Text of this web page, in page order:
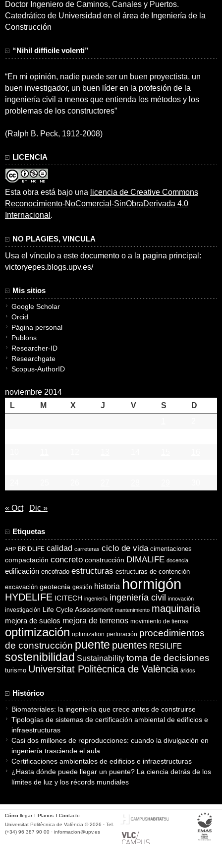
Doctor Ingeniero de Caminos, Canales y Puertos.
Catedrático de Universidad en el área de Ingeniería de la
Construcción
“Nihil difficile volenti”
“En mi opinión, nadie puede ser un buen proyectista, un
buen investigador, un buen líder en la profesión de la
ingeniería civil a menos que entienda los métodos y los
problemas de los constructores”
(Ralph B. Peck, 1912-2008)
LICENCIA
Esta obra está bajo una licencia de Creative Commons
Reconocimiento-NoComercial-SinObraDerivada 4.0
Internacional .
NO PLAGIES, VINCULA
Usa el vínculo a este documento o a la pagina principal:
victoryepes.blogs.upv.es/
Mis sitios
Google Scholar
Orcid
Página personal
Publons
Researcher-ID
Researchgate
Scopus-AuthorID
noviembre 2014
L
M X J V S
D
« Oct Dic »
Etiquetas
AHP BRIDLIFE calidad carreteras ciclo de vida cimentaciones
compactación concreto construcción DIMALIFE docencia
edificación encofrado estructuras estructuras de contención
excavación geotecnia gestión historia hormigón
HYDELIFE ICITECH ingeniería ingeniería civil innovación
investigación Life Cycle Assessment mantenimiento maquinaria
mejora de suelos mejora de terrenos movimiento de tierras
optimización optimization perforación procedimientos
de construcción puente puentes RESILIFE
sostenibilidad Sustainability toma de decisiones
turismo Universitat Politècnica de València áridos
Histórico
Biomateriales: la ingeniería que crece antes de construirse
Tipologías de sistemas de certificación ambiental de edificios e
infraestructuras
Casi dos millones de reproducciones: cuando la divulgación en
ingeniería trasciende el aula
Certificaciones ambientales de edificios e infraestructuras
¿Hasta dónde puede llegar un puente? La ciencia detrás de los
límites de luz y los récords mundiales
Cómo llegar Planos
Contacto
Universitat Politècnica de València © 2026 · Tel.
(+34) 96 387 90 00 · informacion@upv.es